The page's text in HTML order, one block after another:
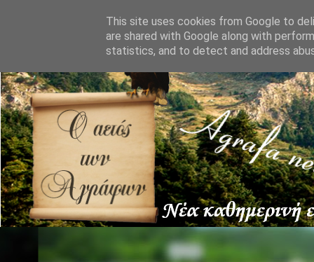
This site uses cookies from Google to
are shared with Google along with
statistics, and to detect and address